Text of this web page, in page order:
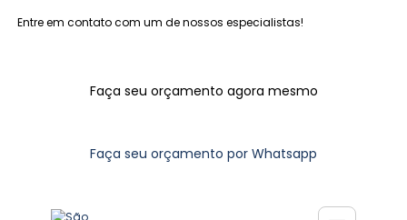
Entre em contato com um de nossos especialistas!
Faça seu orçamento agora mesmo
Faça seu orçamento por Whatsapp